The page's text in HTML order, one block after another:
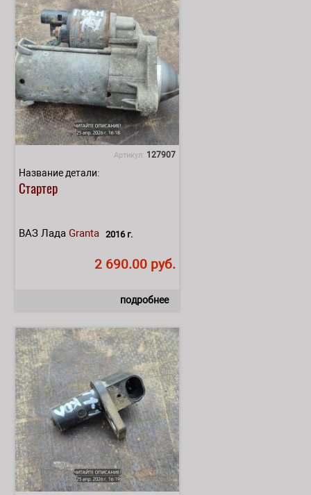
Артикул: 127907
Название детали:
Стартер
ВАЗ Лада Granta 2016 г.
2 690.00 руб.
подробнее